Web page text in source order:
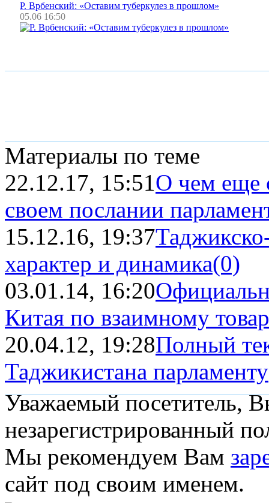
Р. Врбенский: «Оставим туберкулез в прошлом»
05.06 16:50
Материалы по теме
22.12.17, 15:51О чем еще
своем послании
15.12.16, 19:37
характер и динамика(0)
03.01.14, 16:20
Китая по взаимному
20.04.12, 19:28Полный
Таджикистана парламенту
Уважаемый посетитель,
незарегистрированный
Мы рекомендуем Вам
сайт под своим именем.